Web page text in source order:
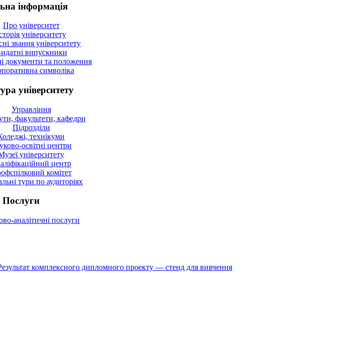
інформація
Про університет
університету
звання університету
випускники
документи та положення
символiка
університету
Управління
факультети, кафедри
Підрозділи
технікуми
освітні центри
університету
центр
комітет
тури по аудиторіях
Послуги
аналітичні послуги